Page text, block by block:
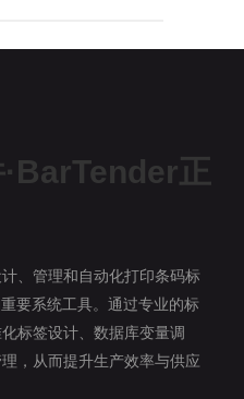
正
、管理和自动化打印条码标
要系统工具。通过专业的标
标签设计、数据库变量调
，从而提升生产效率与供应